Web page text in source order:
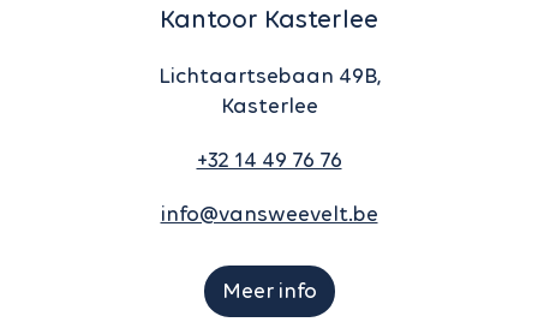
Kantoor Kasterlee
Lichtaartsebaan 49B,
Kasterlee
+32 14 49 76 76
info@vansweevelt.be
Meer info